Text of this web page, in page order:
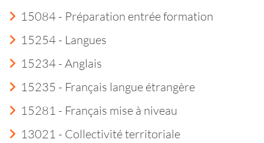
15084 - Préparation entrée formation
15254 - Langues
15234 - Anglais
15235 - Français langue étrangère
15281 - Français mise à niveau
13021 - Collectivité territoriale